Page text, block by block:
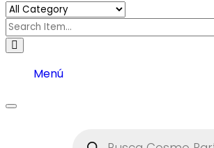
Menú
Toggle